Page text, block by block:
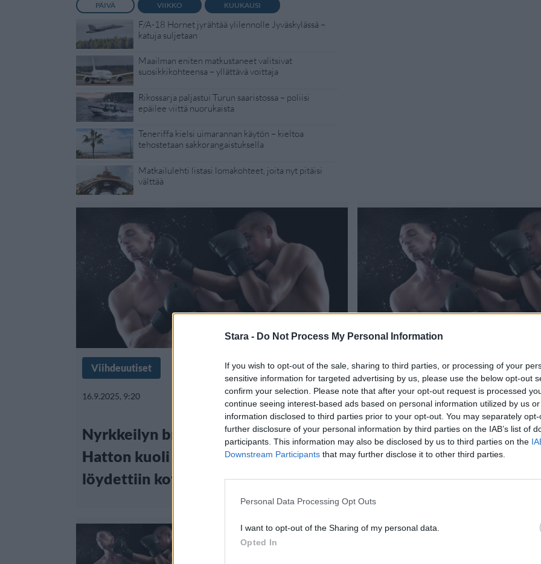
Stara - Do Not Process My Personal Information
If you wish to opt-out of the sale, sharing to third parties, or processing of your
sensitive information for targeted advertising by us, please use the below opt-out
confirm your selection. Please note that after your opt-out request is processed
continue seeing interest-based ads based on personal information utilized by us
information disclosed to third parties prior to your opt-out. You may separately
further disclosure of your personal information by third parties on the IAB’s list of
participants. This information may also be disclosed by us to third parties on the
Downstream Participants that may further disclose it to other third parties.
Personal Data Processing Opt Outs
I want to opt-out of the Sharing of my personal data.
Opted In
PÄIVÄ VIIKKO KUUKAUSI
F/A-18 Hornet jyrähtää ylilennolle Jyväskylässä –
katuja suljetaan
Maailman eniten matkustaneet valitsivat
suosikkikohteensa – yllättävä voittaja
Rikossarja paljastui Turun saaristossa – poliisi
epäilee viittä nuorukaista
Teneriffa kielsi uimarannan käytön – kieltoa
tehostetaan sakkorangaistuksella
Matkailulehti listasi lomakohteet, joita nyt pitäisi
välttää
Viihdeuutiset
16.9.2025, 9:20
Nyrkkeilyn brittilegenda Ricky
Hatton kuoli 46-vuotiaana –
löydettiin kotoaan
Viihdeuutiset
5.9.2025, 5:00
Nyrkkeilyn MM-kisat
Krista Kovalainen kehään